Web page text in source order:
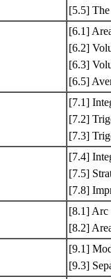
[5.5]
[6.1]
[6.2]
[6.3]
[6.5]
[7.1]
[7.2]
[7.3]
[7.4]
[7.5]
[7.8]
[8.1] Arc
[8.2]
[9.1]
[9.3]